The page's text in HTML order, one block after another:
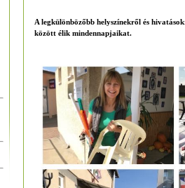
A legkülönbözőbb helyszínekről és
között élik mindennapjaikat.